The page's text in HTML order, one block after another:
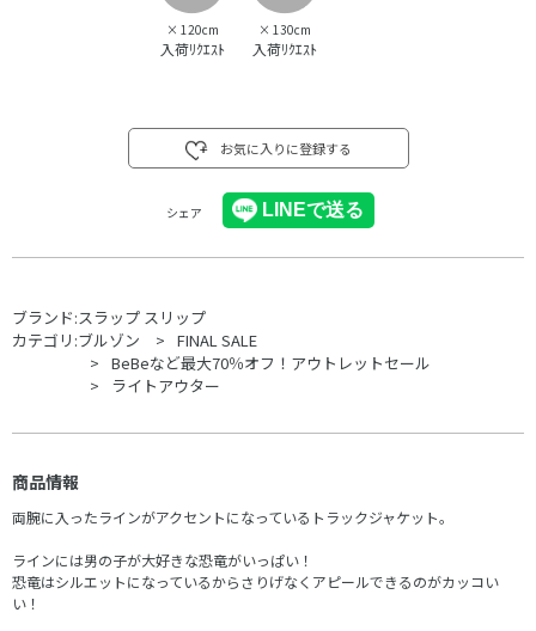
× 120cm
入荷ﾘｸｴｽﾄ
× 130cm
入荷ﾘｸｴｽﾄ
お気に入りに登録する
シェア
ブランド:スラップ スリップ
カテゴリ:ブルゾン
FINAL SALE
BeBeなど最大70％オフ！アウトレットセール
ライトアウター
商品情報
両腕に入ったラインがアクセントになっているトラックジャケット。
ラインには男の子が大好きな恐竜がいっぱい！
恐竜はシルエットになっているからさりげなくアピールできるのがカッコい
い！